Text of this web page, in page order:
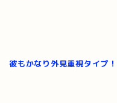
彼もかなり外見重視タイプ